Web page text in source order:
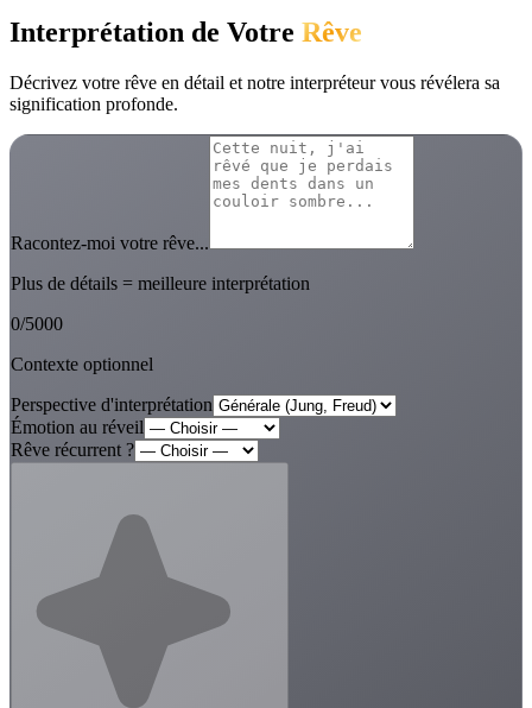
Interprétation de Votre Rêve
Décrivez votre rêve en détail et notre interpréteur vous révélera sa
signification profonde.
Racontez-moi votre rêve...
Plus de détails = meilleure interprétation
0/5000
Contexte optionnel
Perspective d'interprétation
Émotion au réveil
Rêve récurrent ?